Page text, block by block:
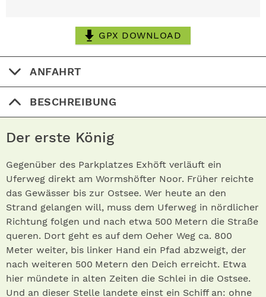
GPX DOWNLOAD
ANFAHRT
BESCHREIBUNG
Der erste König
Gegenüber des Parkplatzes Exhöft verläuft ein
Uferweg direkt am Wormshöfter Noor. Früher reichte
das Gewässer bis zur Ostsee. Wer heute an den
Strand gelangen will, muss dem Uferweg in nördlicher
Richtung folgen und nach etwa 500 Metern die Straße
queren. Dort geht es auf dem Oeher Weg ca. 800
Meter weiter, bis linker Hand ein Pfad abzweigt, der
nach weiteren 500 Metern den Deich erreicht. Etwa
hier mündete in alten Zeiten die Schlei in die Ostsee.
Und an dieser Stelle landete einst ein Schiff an: ohne